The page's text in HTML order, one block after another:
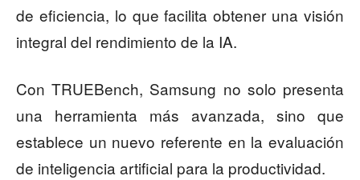
de eficiencia, lo que facilita obtener una visión
integral del rendimiento de la IA.
Con TRUEBench, Samsung no solo presenta
una herramienta más avanzada, sino que
establece un nuevo referente en la evaluación
de inteligencia artificial para la productividad.